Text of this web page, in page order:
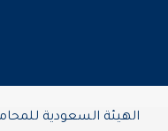
الهيئة السعودية